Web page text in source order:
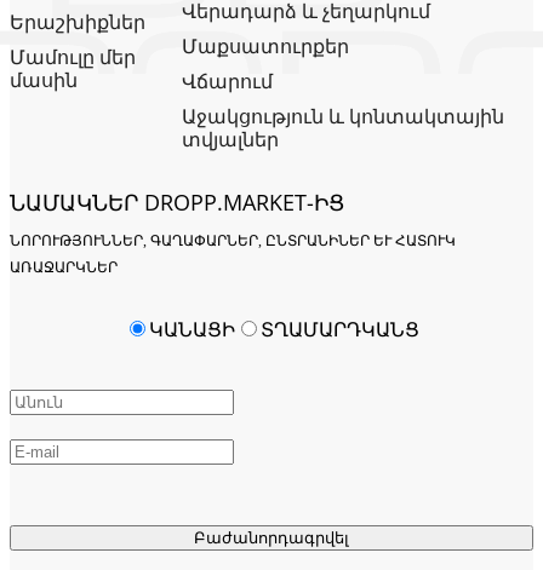
Երաշխիքներ
Մամուլը մեր
մասին
Վերադարձ և չեղարկում
Մաքսատուրքեր
Վճարում
Աջակցություն և կոնտակտային
տվյալներ
ՆԱՄԱԿՆԵՐ DROPP.MARKET-ԻՑ
ՆՈՐՈՒԹՅՈՒՆՆԵՐ, ԳԱՂԱՓԱՐՆԵՐ, ԸՆՏՐԱՆԻՆԵՐ ԵՒ ՀԱՏՈՒԿ Ա
ՌԱՋԱՐԿՆԵՐ
Բաժանորդագրվել
ԿԱՆԱՑԻ ՏՂԱՄԱՐԴԿԱՆՑ